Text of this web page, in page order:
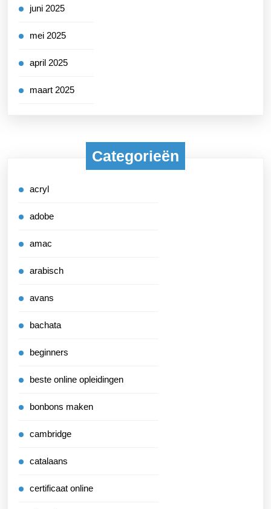
juni 2025
mei 2025
april 2025
maart 2025
Categorieën
acryl
adobe
amac
arabisch
avans
bachata
beginners
beste online opleidingen
bonbons maken
cambridge
catalaans
certificaat online